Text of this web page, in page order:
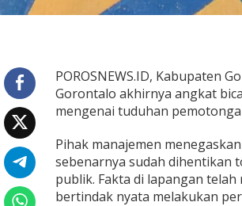
POROSNEWS.ID, Kabupaten
Gorontalo akhirnya angkat
mengenai tuduhan
Pihak manajemen
sebenarnya sudah dihentikan
publik. Fakta di lapangan
bertindak nyata melakukan